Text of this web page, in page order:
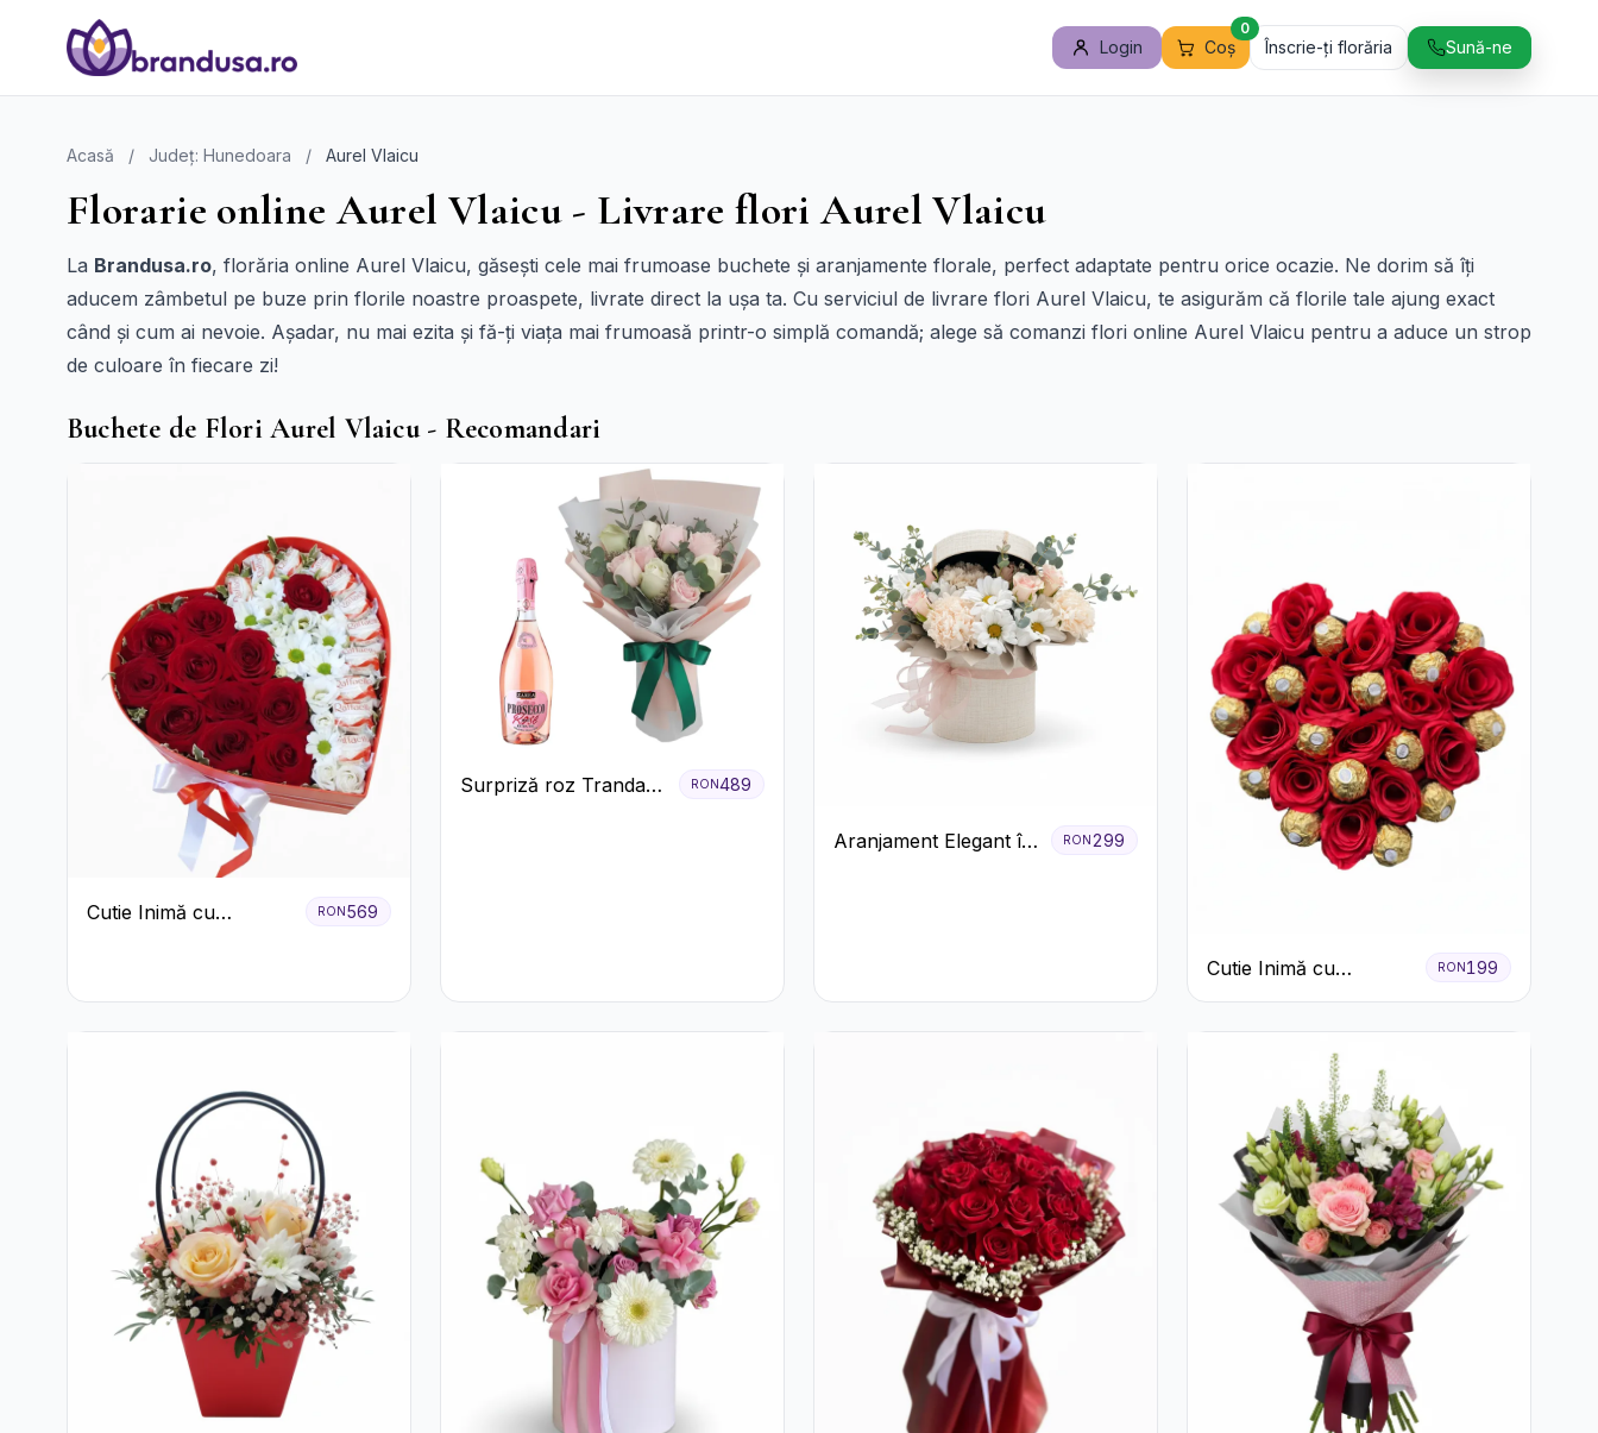
Login Coș
0
Înscrie-ți florăria Sună-ne
Acasă / Județ: Hunedoara / Aurel Vlaicu
Florarie online Aurel Vlaicu - Livrare flori Aurel Vlaicu
La Brandusa.ro, florăria online Aurel Vlaicu, găsești cele mai frumoase buchete și aranjamente florale, perfect adaptate pentru orice ocazie. Ne dorim să îți
aducem zâmbetul pe buze prin florile noastre proaspete, livrate direct la ușa ta. Cu serviciul de livrare flori Aurel Vlaicu, te asigurăm că florile tale ajung exact
când și cum ai nevoie. Așadar, nu mai ezita și fă-ți viața mai frumoasă printr-o simplă comandă; alege să comanzi flori online Aurel Vlaicu pentru a aduce un strop
de culoare în fiecare zi!
Buchete de Flori Aurel Vlaicu - Recomandari
Cutie Inimă cu
Bomboane Raffaello
RON569
Surpriză roz Trandafiri
RON489
Aranjament Elegant în
RON299
Cutie Inimă cu
Trandafiri Roșii și
RON199